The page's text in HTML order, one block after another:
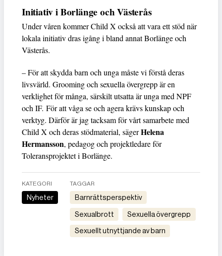
Initiativ i Borlänge och Västerås
Under våren kommer Child X också att vara ett stöd när
lokala initiativ dras igång i bland annat Borlänge och
Västerås.
– För att skydda barn och unga måste vi förstå deras
livsvärld. Grooming och sexuella övergrepp är en
verklighet för många, särskilt utsatta är unga med NPF
och IF. För att våga se och agera krävs kunskap och
verktyg. Därför är jag tacksam för vårt samarbete med
Child X och deras stödmaterial, sägerHelena
Hermansson, pedagog och projektledare för
Toleransprojektet i Borlänge.
KATEGORI
Nyheter
TAGGAR
barnrättsperspektiv
sexualbrott sexuella övergrepp
sexuellt utnyttjande av barn